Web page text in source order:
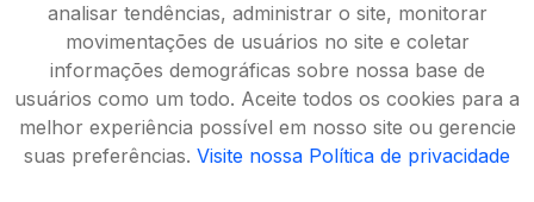
analisar tendências, administrar o site, monitorar
movimentações de usuários no site e coletar
informações demográficas sobre nossa base de
usuários como um todo. Aceite todos os cookies para a
melhor experiência possível em nosso site ou gerencie
suas preferências. Visite nossa Política de privacidade